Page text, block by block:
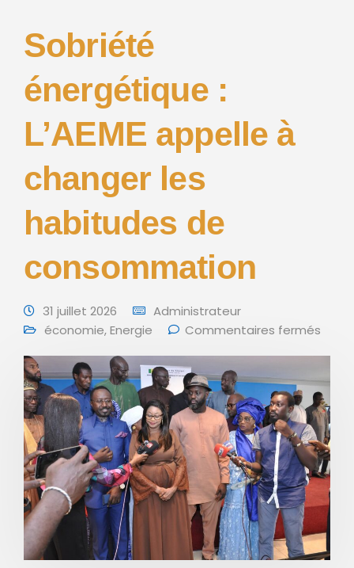
Sobriété
énergétique :
L’AEME appelle à
changer les
habitudes de
consommation
31 juillet 2026
Administrateur
économie,Energie Commentaires fermés